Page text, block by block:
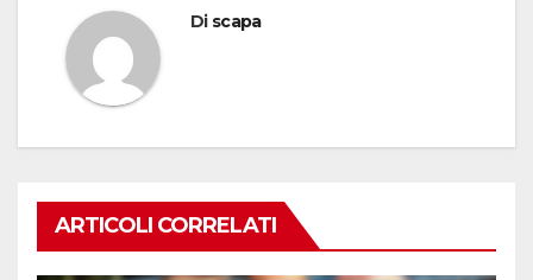
Di scapa
ARTICOLI CORRELATI